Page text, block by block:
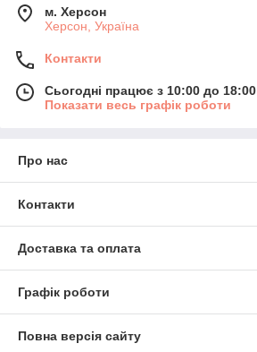
м. Херсон
Херсон, Україна
Контакти
Сьогодні працює з 10:00 до 18:00
Показати весь графік роботи
Про нас
Контакти
Доставка та оплата
Графік роботи
Повна версія сайту